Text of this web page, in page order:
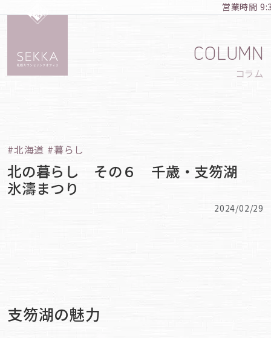
営業時間
COLUMN
コラム
#北海道 #暮らし
北の暮らし その６ 千歳・支笏湖
氷濤まつり
2024/02/29
支笏湖の魅力